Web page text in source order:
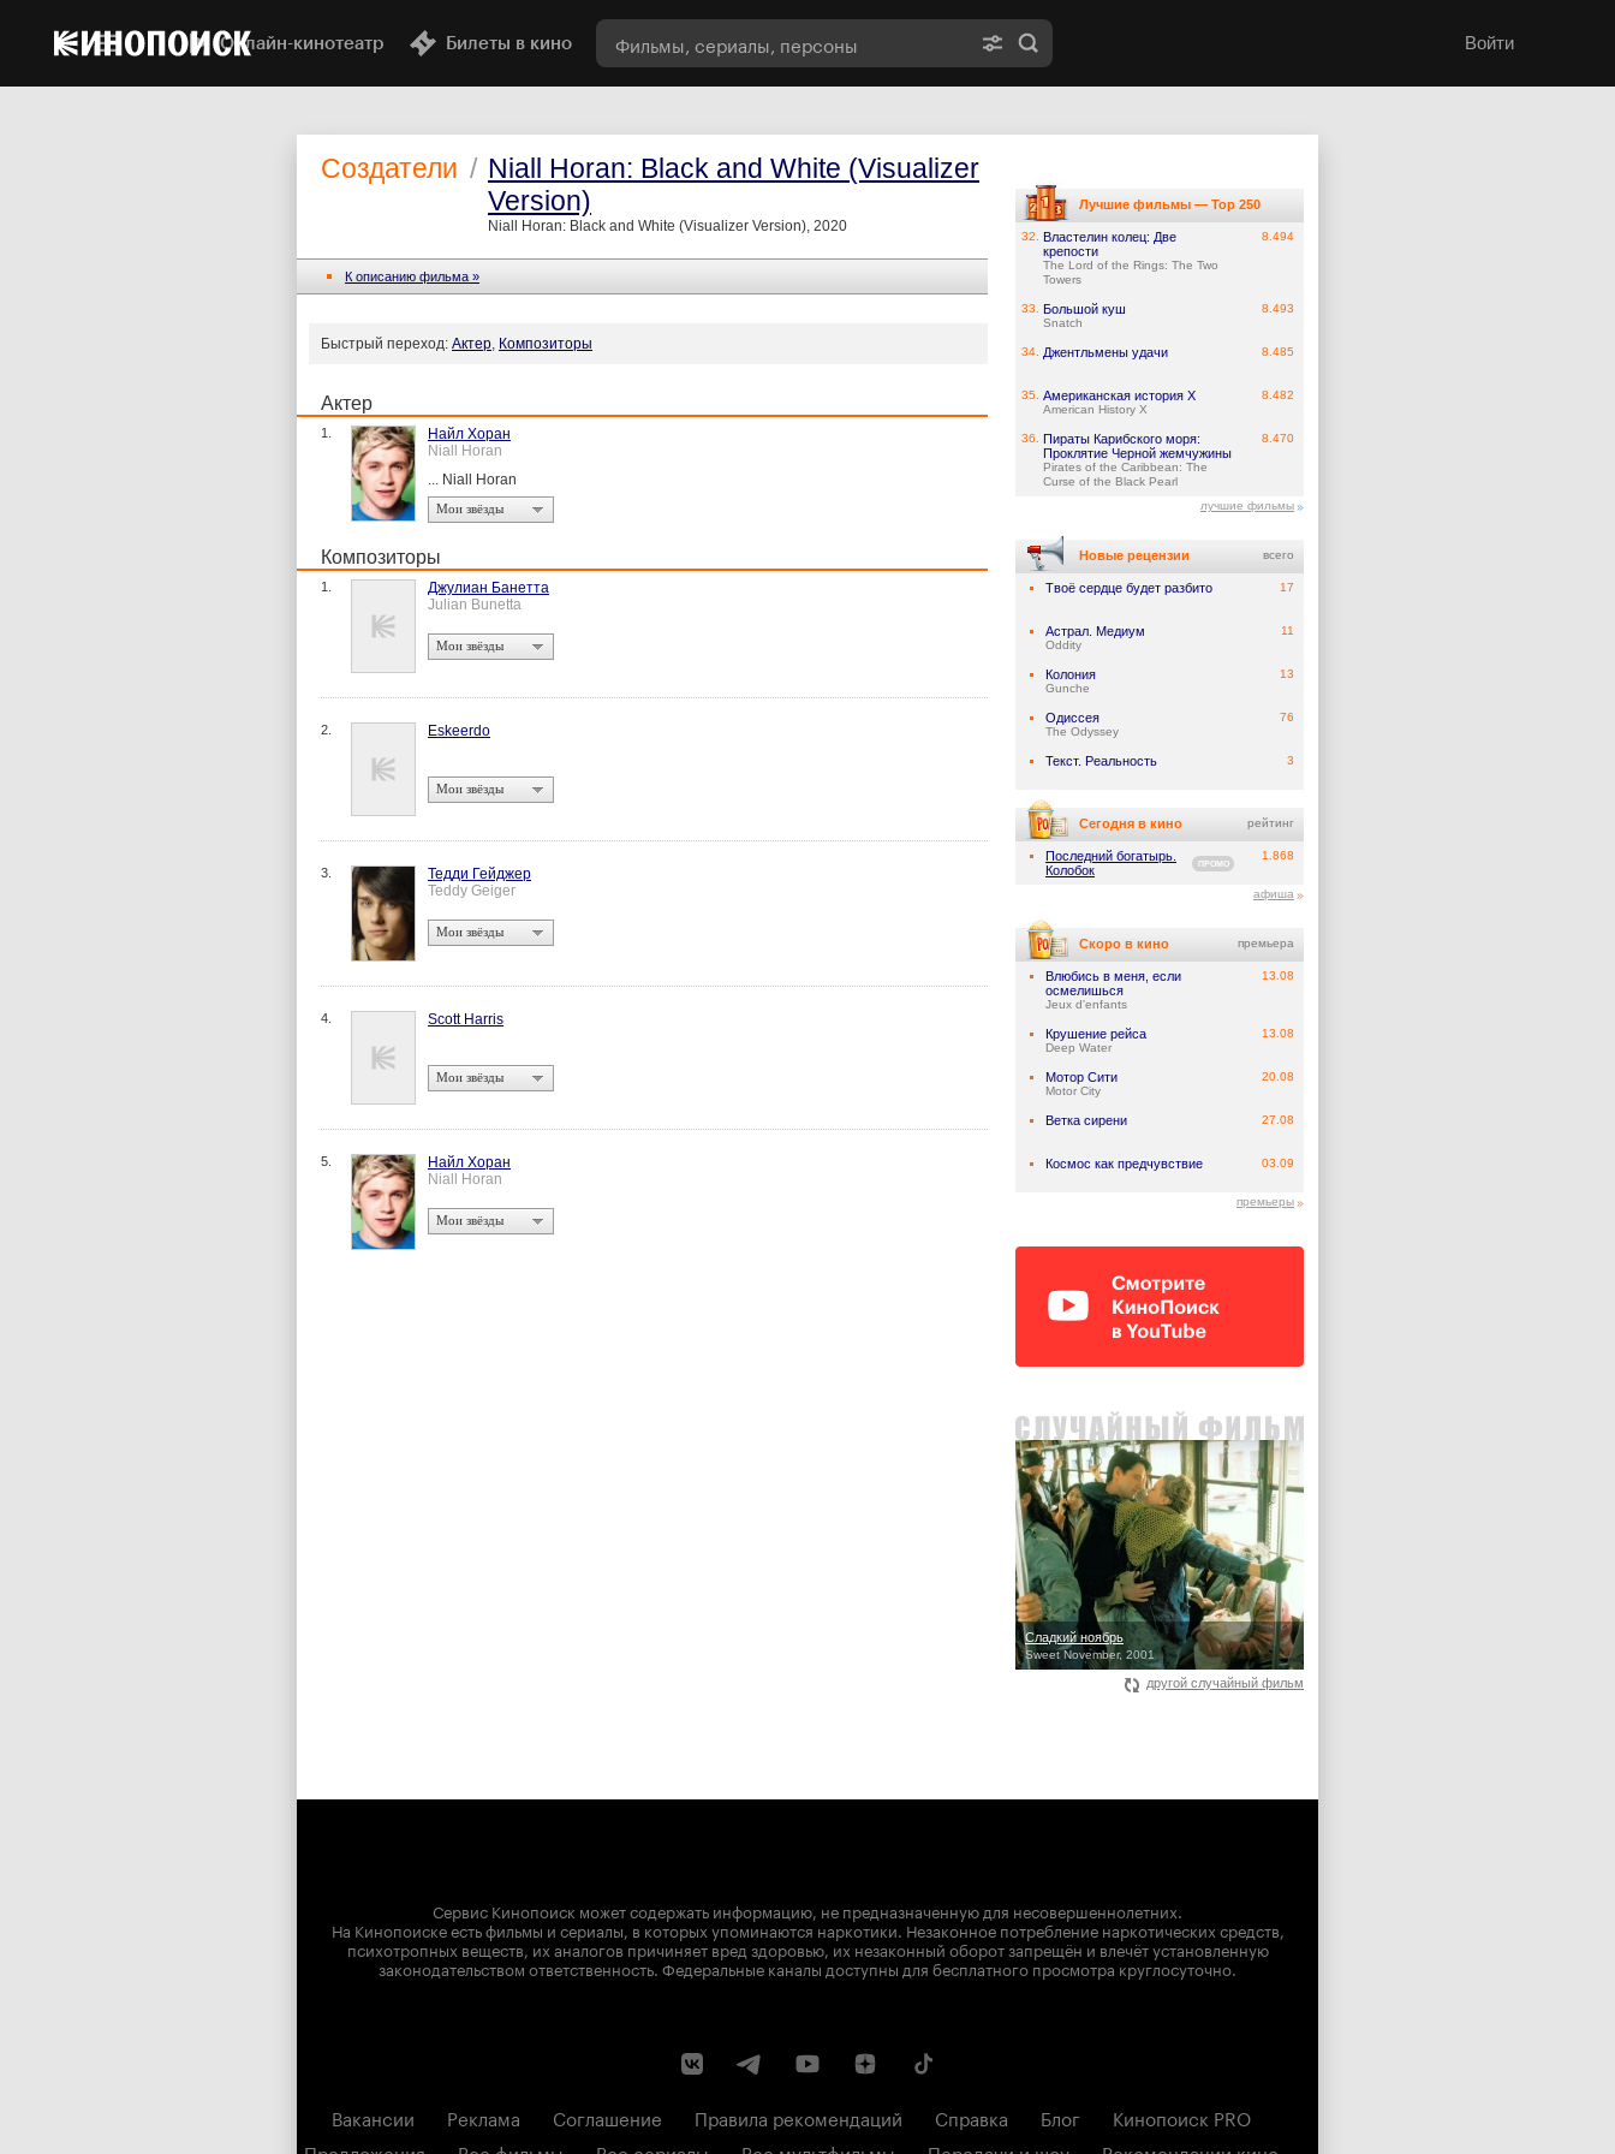
Онлайн-кинотеатр Билеты в кино Войти
Создатели / Niall Horan: Black and White (Visualizer
Version)
Niall Horan: Black and White (Visualizer Version), 2020
К описанию фильма »
Быстрый переход: Актер, Композиторы
Актер
1.
Найл Хоран
Niall Horan
... Niall Horan
Мои звёзды
Композиторы
1.
Джулиан Банетта
Julian Bunetta
Мои звёзды
2. Eskeerdo
Мои звёзды
3.
Тедди Гейджер
Teddy Geiger
Мои звёзды
4. Scott Harris
Мои звёзды
5.
Найл Хоран
Niall Horan
Мои звёзды
Лучшие фильмы — Top 250
32.
Властелин колец: Две
крепости
The Lord of the Rings: The Two
Towers
8.494
33. Большой куш
Snatch
8.493
34. Джентльмены удачи 8.485
35. Американская история X
American History X
8.482
36.
Пираты Карибского моря:
Проклятие Черной жемчужины
Pirates of the Caribbean: The
Curse of the Black Pearl
8.470
лучшие фильмы
Новые рецензии всего
Твоё сердце будет разбито 17
Астрал. Медиум
Oddity
11
Колония
Gunche
13
Одиссея
The Odyssey
76
Текст. Реальность 3
Сегодня в кино рейтинг
Последний богатырь.
Колобок
ПРОМО
1.868
афиша
Скоро в кино премьера
Влюбись в меня, если
осмелишься
Jeux d'enfants
13.08
Крушение рейса
Deep Water
13.08
Мотор Сити
Motor City
20.08
Ветка сирени 27.08
Космос как предчувствие 03.09
премьеры
Сладкий ноябрь
Sweet November, 2001
другой случайный фильм
Сервис Кинопоиск может содержать информацию, не предназначенную для несовершеннолетних.
На Кинопоиске есть фильмы и сериалы, в которых упоминаются наркотики. Незаконное потребление наркотических средств,
психотропных веществ, их аналогов причиняет вред здоровью, их незаконный оборот запрещён и влечёт установленную
законодательством ответственность. Федеральные каналы доступны для бесплатного просмотра круглосуточно.
Вакансии Реклама Соглашение Правила рекомендаций Справка Блог
Кинопоиск PRO